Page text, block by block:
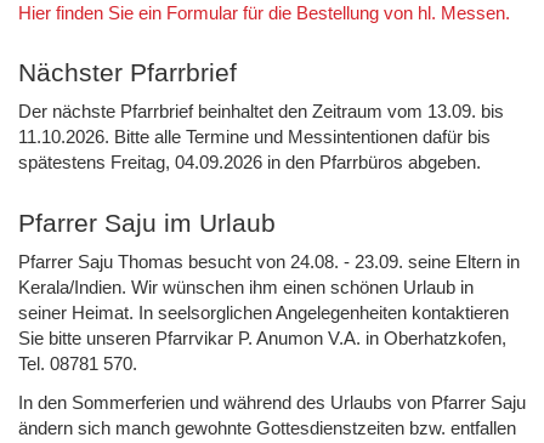
Hier finden Sie ein Formular für die Bestellung von hl. Messen.
Nächster Pfarrbrief
Der nächste Pfarrbrief beinhaltet den Zeitraum vom 13.09. bis
11.10.2026. Bitte alle Termine und Messintentionen dafür bis
spätestens Freitag, 04.09.2026 in den Pfarrbüros abgeben.
Pfarrer Saju im Urlaub
Pfarrer Saju Thomas besucht von 24.08. - 23.09. seine Eltern in
Kerala/Indien. Wir wünschen ihm einen schönen Urlaub in
seiner Heimat. In seelsorglichen Angelegenheiten kontaktieren
Sie bitte unseren Pfarrvikar P. Anumon V.A. in Oberhatzkofen,
Tel. 08781 570.
In den Sommerferien und während des Urlaubs von Pfarrer Saju
ändern sich manch gewohnte Gottesdienstzeiten bzw. entfallen